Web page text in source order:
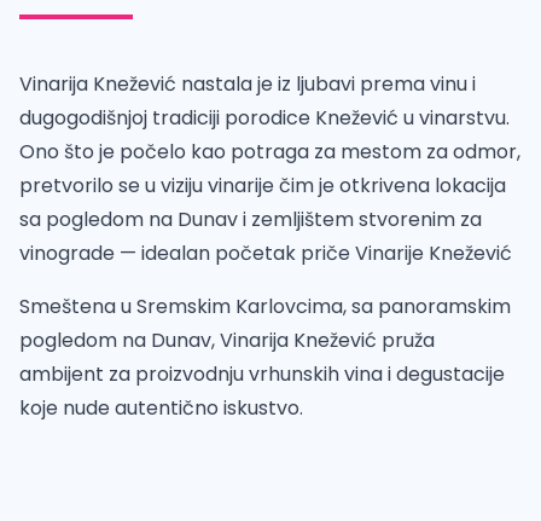
Vinarija Knežević nastala je iz ljubavi prema vinu i
dugogodišnjoj tradiciji porodice Knežević u vinarstvu.
Ono što je počelo kao potraga za mestom za odmor,
pretvorilo se u viziju vinarije čim je otkrivena lokacija
sa pogledom na Dunav i zemljištem stvorenim za
vinograde — idealan početak priče Vinarije Knežević
Smeštena u Sremskim Karlovcima, sa panoramskim
pogledom na Dunav, Vinarija Knežević pruža
ambijent za proizvodnju vrhunskih vina i degustacije
koje nude autentično iskustvo.